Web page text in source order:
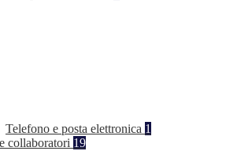
Telefono e posta elettronica 1
collaboratori 19